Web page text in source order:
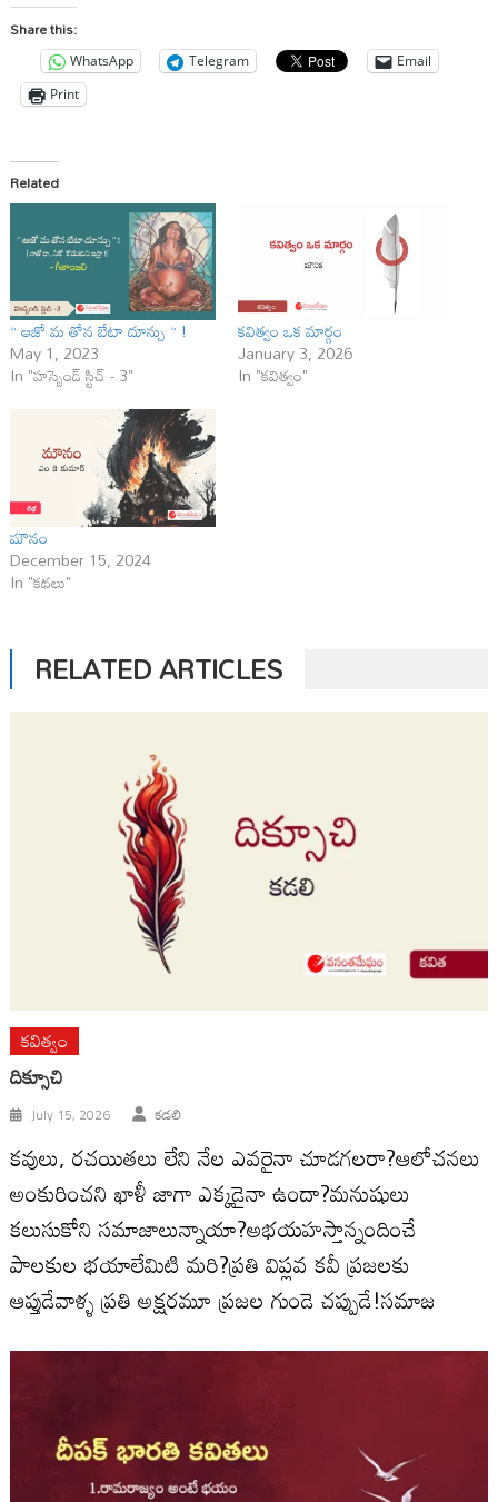
Share this:
WhatsApp Telegram
Email
Print
Related
‘’ ఆజో మ తోన బేటా దూన్చు ‘’ !
May 1, 2023
In "హస్బెండ్ స్టిచ్ - 3"
కవిత్వం ఒక మార్గం
January 3, 2026
In "కవిత్వం"
మౌనం
December 15, 2024
In "కథలు"
RELATED ARTICLES
కవిత్వం
దిక్సూచి
July 15, 2026 కడలి
కవులు, రచయితలు లేని నేల ఎవరైనా చూడగలరా?ఆలోచనలు
అంకురించని ఖాళీ జాగా ఎక్కడైనా ఉందా?మనుషులు
కలుసుకోని సమాజాలున్నాయా?అభయహస్తాన్నందించే
పాలకుల భయాలేమిటి మరి?ప్రతి విప్లవ కవీ ప్రజలకు
ఆప్తుడేవాళ్ళ ప్రతి అక్షరమూ ప్రజల గుండె చప్పుడే!సమాజ